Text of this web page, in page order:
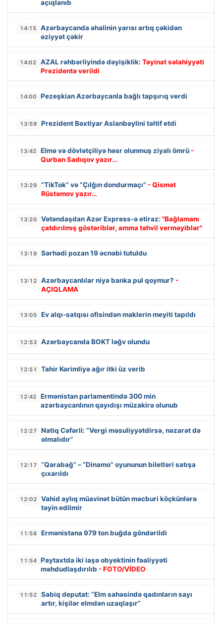
açıqlanıb
14:15
Azərbaycanda əhalinin yarısı artıq çəkidən
əziyyət çəkir
14:02 AZAL rəhbərliyində dəyişiklik: Təyinat səlahiyyəti
Prezidentə verildi
14:00 Pezeşkian Azərbaycanla bağlı tapşırıq verdi
13:59 Prezident Bəxtiyar Aslanbəylini təltif etdi
13:42 Elmə və dövlətçiliyə həsr olunmuş ziyalı ömrü -
Qurban Sadıqov yazır...
13:29 “TikTok” və “Çılğın dondurmaçı” - Qismət
Rüstəmov yazır…
13:20 Vətəndaşdan Azər Express-ə etiraz: "Bağlamanı
çatdırılmış göstəriblər, amma təhvil verməyiblər"
13:19 Sərhədi pozan 19 əcnəbi tutuldu
13:12 Azərbaycanlılar niyə banka pul qoymur? -
AÇIQLAMA
13:05 Ev alqı-satqısı ofisindən maklerin meyiti tapıldı
12:53 Azərbaycanda BOKT ləğv olundu
12:51 Tahir Kərimliyə ağır itki üz verib
12:42
Ermənistan parlamentində 300 min
azərbaycanlının qayıdışı müzakirə olunub
12:27
Natiq Cəfərli: “Vergi məsuliyyətdirsə, nəzarət də
olmalıdır”
12:17
“Qarabağ” – “Dinamo” oyununun biletləri satışa
çıxarıldı
12:02
Vahid aylıq müavinət bütün məcburi köçkünlərə
təyin edilmir
11:58 Ermənistana 979 ton buğda göndərildi
11:54 Paytaxtda iki iaşə obyektinin fəaliyyəti
məhdudlaşdırılıb - FOTO/VİDEO
11:52
Sabiq deputat: “Elm sahəsində qadınların sayı
artır, kişilər elmdən uzaqlaşır”